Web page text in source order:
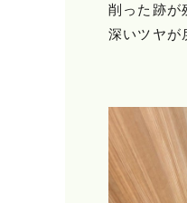
削った跡が
深いツヤが